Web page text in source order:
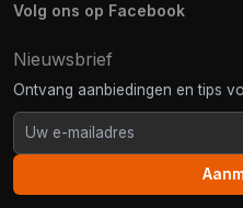
Volg ons op Facebook
Nieuwsbrief
Ontvang aanbiedingen en tips